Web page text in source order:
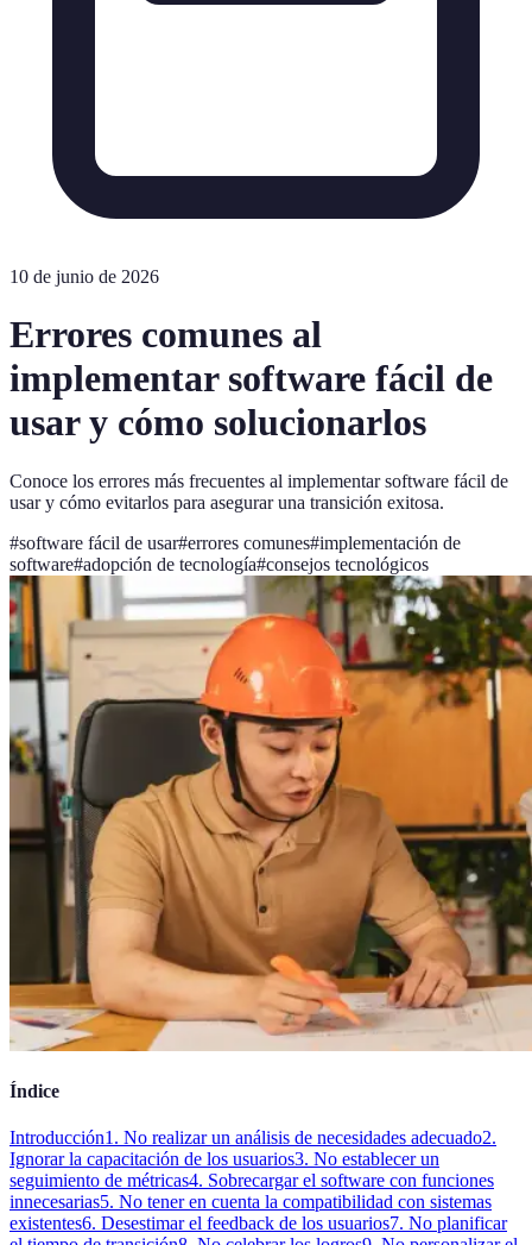
10 de junio de 2026
Errores comunes al
implementar software fácil de
usar y cómo solucionarlos
Conoce los errores más frecuentes al implementar software fácil de
usar y cómo evitarlos para asegurar una transición exitosa.
#software fácil de usar#errores comunes#implementación de
software#adopción de tecnología#consejos tecnológicos
Índice
Introducción1. No realizar un análisis de necesidades adecuado2.
Ignorar la capacitación de los usuarios3. No establecer un
seguimiento de métricas4. Sobrecargar el software con funciones
innecesarias5. No tener en cuenta la compatibilidad con sistemas
existentes6. Desestimar el feedback de los usuarios7. No planificar